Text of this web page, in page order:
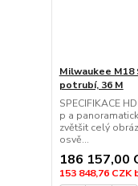
Milwaukee M18
potrubí, 36 M
SPECIFIKACE
p a
zvětšit celý
osvě...
186 157,00
153 848,76 CZK